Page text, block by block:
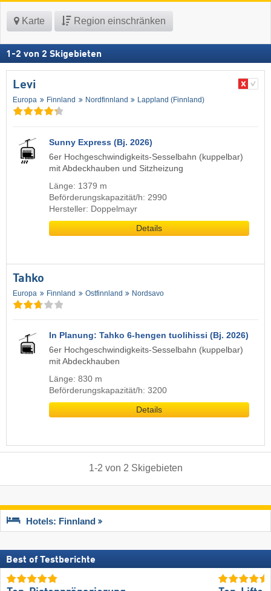
Karte Region einschränken
1 -2 von 2 Skigebieten
Levi
Europa Finnland Nordfinnland Lappland (Finnland)
Sunny Express (Bj. 2026)
6er Hochgeschwindigkeits-Sesselbahn (kuppelbar)
mit Abdeckhauben und Sitzheizung
Länge: 1379 m
Beförderungskapazität/h: 2990
Hersteller: Doppelmayr
Details
Tahko
Europa Finnland Ostfinnland Nordsavo
In Planung: Tahko 6-hengen tuolihissi (Bj. 2026)
6er Hochgeschwindigkeits-Sesselbahn (kuppelbar)
mit Abdeckhauben
Länge: 830 m
Beförderungskapazität/h: 3200
Details
1-2 von 2 Skigebieten
Hotels: Finnland
Best of Testberichte